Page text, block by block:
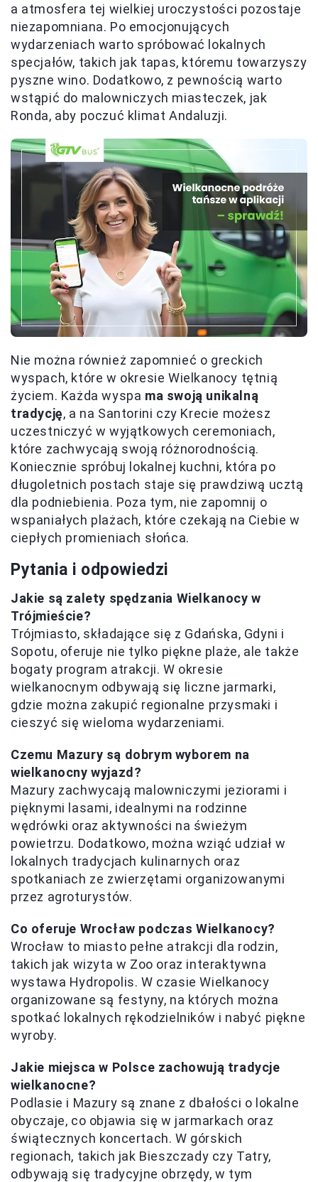
a atmosfera tej wielkiej uroczystości pozostaje
niezapomniana. Po emocjonujących
wydarzeniach warto spróbować lokalnych
specjałów, takich jak tapas, któremu towarzyszy
pyszne wino. Dodatkowo, z pewnością warto
wstąpić do malowniczych miasteczek, jak
Ronda, aby poczuć klimat Andaluzji.
Nie można również zapomnieć o greckich
wyspach, które w okresie Wielkanocy tętnią
życiem. Każda wyspa ma swoją unikalną
tradycję, a na Santorini czy Krecie możesz
uczestniczyć w wyjątkowych ceremoniach,
które zachwycają swoją różnorodnością.
Koniecznie spróbuj lokalnej kuchni, która po
długoletnich postach staje się prawdziwą ucztą
dla podniebienia. Poza tym, nie zapomnij o
wspaniałych plażach, które czekają na Ciebie w
ciepłych promieniach słońca.
Pytania i odpowiedzi
Jakie są zalety spędzania Wielkanocy w
Trójmieście?
Trójmiasto, składające się z Gdańska, Gdyni i
Sopotu, oferuje nie tylko piękne plaże, ale także
bogaty program atrakcji. W okresie
wielkanocnym odbywają się liczne jarmarki,
gdzie można zakupić regionalne przysmaki i
cieszyć się wieloma wydarzeniami.
Czemu Mazury są dobrym wyborem na
wielkanocny wyjazd?
Mazury zachwycają malowniczymi jeziorami i
pięknymi lasami, idealnymi na rodzinne
wędrówki oraz aktywności na świeżym
powietrzu. Dodatkowo, można wziąć udział w
lokalnych tradycjach kulinarnych oraz
spotkaniach ze zwierzętami organizowanymi
przez agroturystów.
Co oferuje Wrocław podczas Wielkanocy?
Wrocław to miasto pełne atrakcji dla rodzin,
takich jak wizyta w Zoo oraz interaktywna
wystawa Hydropolis. W czasie Wielkanocy
organizowane są festyny, na których można
spotkać lokalnych rękodzielników i nabyć piękne
wyroby.
Jakie miejsca w Polsce zachowują tradycje
wielkanocne?
Podlasie i Mazury są znane z dbałości o lokalne
obyczaje, co objawia się w jarmarkach oraz
świątecznych koncertach. W górskich
regionach, takich jak Bieszczady czy Tatry,
odbywają się tradycyjne obrzędy, w tym